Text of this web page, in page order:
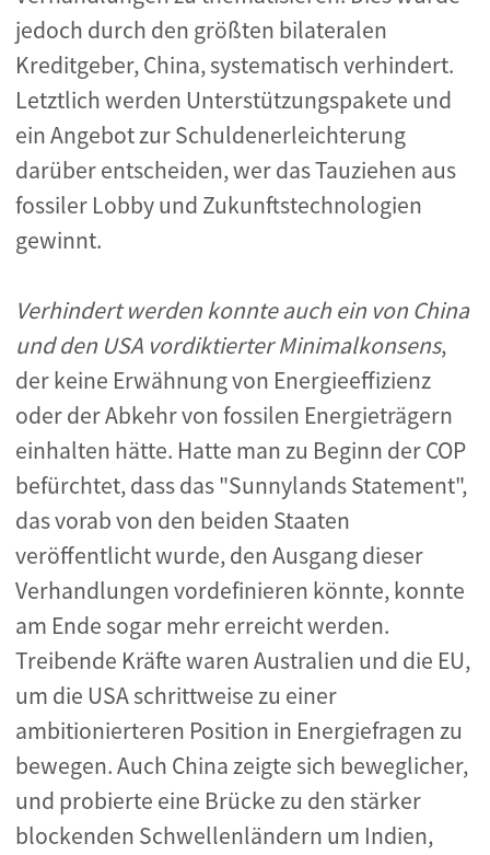
jedoch durch den größten bilateralen
Kreditgeber, China, systematisch verhindert.
Letztlich werden Unterstützungspakete und
ein Angebot zur Schuldenerleichterung
darüber entscheiden, wer das Tauziehen aus
fossiler Lobby und Zukunftstechnologien
gewinnt.
Verhindert werden konnte auch ein von China
und den USA vordiktierter Minimalkonsens,
der keine Erwähnung von Energieeffizienz
oder der Abkehr von fossilen Energieträgern
einhalten hätte. Hatte man zu Beginn der COP
befürchtet, dass das "Sunnylands Statement",
das vorab von den beiden Staaten
veröffentlicht wurde, den Ausgang dieser
Verhandlungen vordefinieren könnte, konnte
am Ende sogar mehr erreicht werden.
Treibende Kräfte waren Australien und die EU,
um die USA schrittweise zu einer
ambitionierteren Position in Energiefragen zu
bewegen. Auch China zeigte sich beweglicher,
und probierte eine Brücke zu den stärker
blockenden Schwellenländern um Indien,